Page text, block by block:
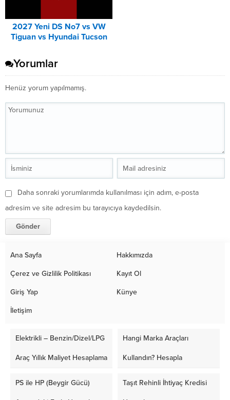
2027 Yeni DS No7 vs VW
Tiguan vs Hyundai Tucson
Yorumlar
Henüz yorum yapılmamış.
Daha sonraki yorumlarımda kullanılması için adım, e-posta
adresim ve site adresim bu tarayıcıya kaydedilsin.
Ana Sayfa Hakkımızda
Çerez ve Gizlilik Politikası Kayıt Ol
Giriş Yap Künye
İletişim
Elektrikli – Benzin/Dizel/LPG
Araç Yıllık Maliyet Hesaplama
Hangi Marka Araçları
Kullandın? Hesapla
PS ile HP (Beygir Gücü) Taşıt Rehinli İhtiyaç Kredisi